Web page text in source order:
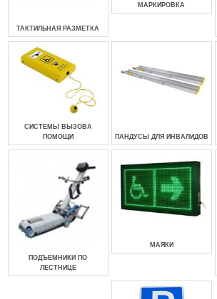
ТАКТИЛЬНАЯ РАЗМЕТКА
МАРКИРОВКА
СИСТЕМЫ ВЫЗОВА
ПОМОЩИ
ПАНДУСЫ ДЛЯ ИНВАЛИДОВ
ПОДЪЕМНИКИ ПО
ЛЕСТНИЦЕ
МАЯКИ